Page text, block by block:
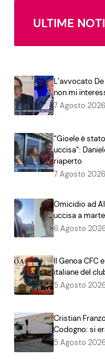
ULTIME
L’avvocato
non mi
7 Agosto 2026
“Gioele è
uccisa”:
riaperto
7 Agosto 2026
Omicidio ad
uccisa a
6 Agosto
Il Genoa CFC
italiane del
5 Agosto
Cristian
Codogno: si
5 Agosto